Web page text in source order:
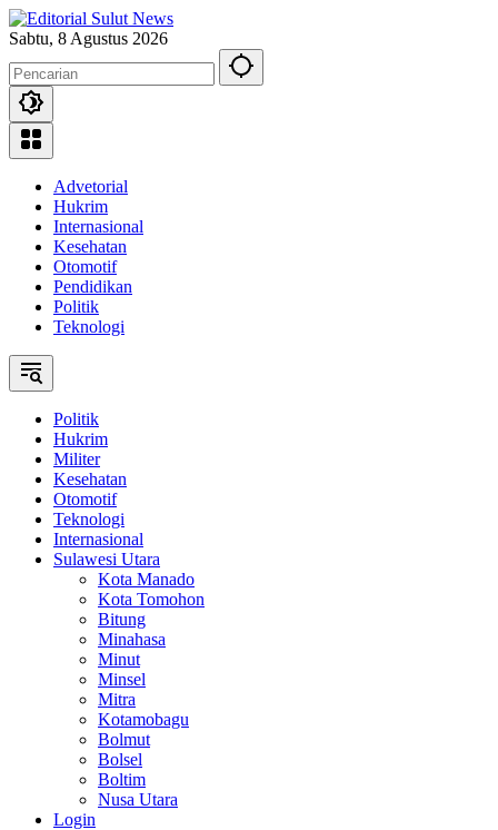
Langsung
ke
Sabtu, 8 Agustus 2026
Advetorial
Hukrim
Internasional
Kesehatan
Otomotif
Pendidikan
Politik
Teknologi
Politik
Hukrim
Militer
Kesehatan
Otomotif
Teknologi
Internasional
Sulawesi Utara
Kota Manado
Kota Tomohon
Bitung
Minahasa
Minut
Minsel
Mitra
Kotamobagu
Bolmut
Bolsel
Boltim
Nusa Utara
Login